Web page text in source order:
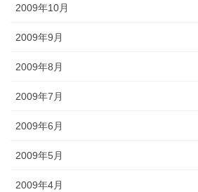
2009年10月
2009年9月
2009年8月
2009年7月
2009年6月
2009年5月
2009年4月